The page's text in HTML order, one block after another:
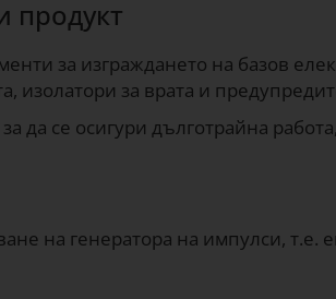
продукт
за изграждането на базов
изолатори за врата и
да се осигури дълготрайна
на генератора на импулси, т.е.